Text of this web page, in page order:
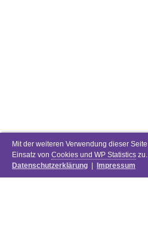
Mit der weiteren Verwendung dieser
Einsatz von Cookies und WP Statistics
Datenschutzerklärung
Impressum